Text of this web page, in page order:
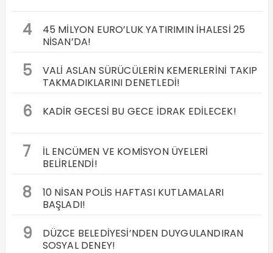
4
45 MİLYON EURO’LUK YATIRIMIN İHALESİ 25
NİSAN’DA!
5
VALİ ASLAN SÜRÜCÜLERİN KEMERLERİNİ TAKIP
TAKMADIKLARINI DENETLEDİ!
6 KADİR GECESİ BU GECE İDRAK EDİLECEK!
7
İL ENCÜMEN VE KOMİSYON ÜYELERİ
BELİRLENDİ!
8
10 NİSAN POLİS HAFTASI KUTLAMALARI
BAŞLADI!
9
DÜZCE BELEDİYESİ’NDEN DUYGULANDIRAN
SOSYAL DENEY!